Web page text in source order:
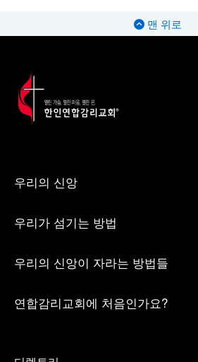
맨 위로
우리의 신앙
우리가 섬기는 방법
우리의 신앙이 자라는 방법들
연합감리교회에 처음인가요?